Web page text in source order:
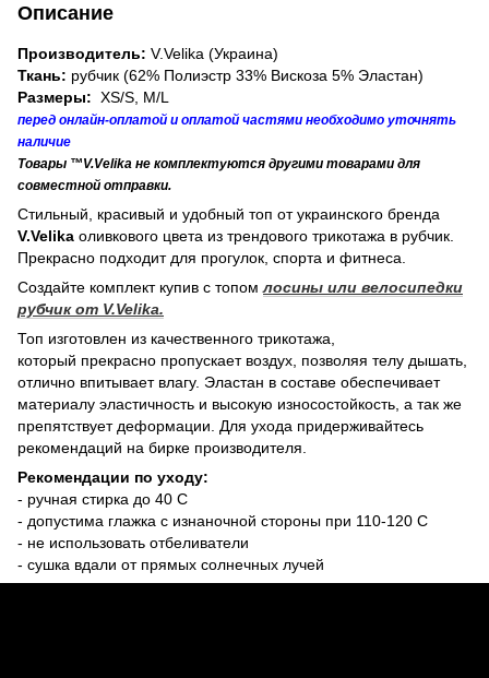
Описание
Производитель: V.Velika (Украина)
Ткань: рубчик (62% Полиэстр 33% Вискоза 5% Эластан)
Размеры: XS/S, М/L
перед онлайн-оплатой и оплатой частями необходимо уточнять
наличие
Товары ™V.Velika не комплектуются другими товарами для
совместной отправки.
Стильный, красивый и удобный топ от украинского бренда
V.Velika оливкового цвета из трендового трикотажа в рубчик.
Прекрасно подходит для прогулок, спорта и фитнеса.
Создайте комплект купив с топомлосины или велосипедки
рубчик от V.Velika.
Топ изготовлен из качественного трикотажа,
который прекрасно пропускает воздух, позволяя телу дышать,
отлично впитывает влагу. Эластан в составе обеспечивает
материалу эластичность и высокую износостойкость, а так же
препятствует деформации. Для ухода придерживайтесь
рекомендаций на бирке производителя.
Рекомендации по уходу:
- ручная стирка до 40 С
- допустима глажка с изнаночной стороны при 110-120 С
- не использовать отбеливатели
- сушка вдали от прямых солнечных лучей